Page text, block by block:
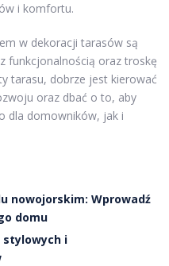
i komfortu.
w dekoracji tarasów są
funkcjonalnością oraz troskę
tarasu, dobrze jest kierować
oraz dbać o to, aby
dla domowników, jak i
nowojorskim: Wprowadź
domu
stylowych i